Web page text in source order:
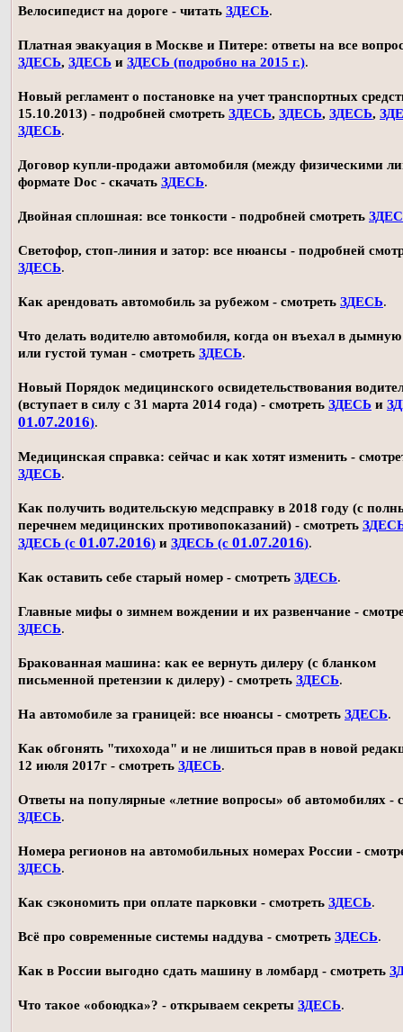
Велосипедист на дороге - читать ЗДЕСЬ.
Платная эвакуация в Москве и Питере: ответы на все
ЗДЕСЬ, ЗДЕСЬ и ЗДЕСЬ (подробно на 2015 г.).
Новый регламент о постановке на учет транспортных
15.10.2013) - подробней смотреть ЗДЕСЬ, ЗДЕСЬ, ЗДЕСЬ,
ЗДЕСЬ.
Договор купли-продажи автомобиля (между физическими
формате Doc - скачать ЗДЕСЬ.
Двойная сплошная: все тонкости - подробней смотреть
Светофор, стоп-линия и затор: все нюансы - подробней
ЗДЕСЬ.
Как арендовать автомобиль за рубежом - смотреть ЗДЕСЬ.
Что делать водителю автомобиля, когда он въехал в дымную
или густой туман - смотреть ЗДЕСЬ.
Новый Порядок медицинского освидетельствования
(вступает в силу с 31 марта 2014 года) - смотреть ЗДЕСЬ и
01.07.2016).
Медицинская справка: сейчас и как хотят изменить -
ЗДЕСЬ.
Как получить водительскую медсправку в 2018 году (с
перечнем медицинских противопоказаний) - смотреть
ЗДЕСЬ (с 01.07.2016) и ЗДЕСЬ (с 01.07.2016).
Как оставить себе старый номер - смотреть ЗДЕСЬ.
Главные мифы о зимнем вождении и их развенчание -
ЗДЕСЬ.
Бракованная машина: как ее вернуть дилеру (с бланком
письменной претензии к дилеру) - смотреть ЗДЕСЬ.
На автомобиле за границей: все нюансы - смотреть ЗДЕСЬ.
Как обгонять "тихохода" и не лишиться прав в новой
12 июля 2017г - смотреть ЗДЕСЬ.
Ответы на популярные «летние вопросы» об автомобилях -
ЗДЕСЬ.
Номера регионов на автомобильных номерах России -
ЗДЕСЬ.
Как сэкономить при оплате парковки - смотреть ЗДЕСЬ.
Всё про современные системы наддува - смотреть ЗДЕСЬ.
Как в России выгодно сдать машину в ломбард - смотреть
Что такое «обоюдка»? - открываем секреты ЗДЕСЬ.